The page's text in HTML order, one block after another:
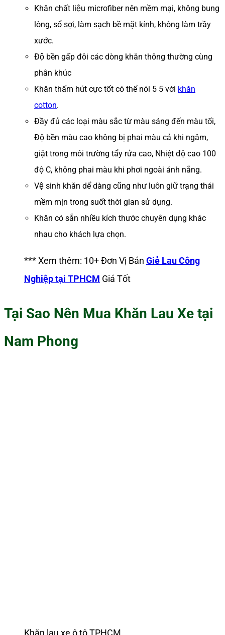
Khăn chất liệu microfiber nên mềm mại, không bung
lông, sổ sợi, làm sạch bề mặt kính, không làm trầy
xước.
Độ bền gấp đôi các dòng khăn thông thường cùng
phân khúc
Khăn thấm hút cực tốt có thể nói 5 5 với khăn
cotton.
Đầy đủ các loại màu sắc từ màu sáng đến màu tối,
Độ bền màu cao không bị phai màu cả khi ngâm,
giặt trong môi trường tẩy rửa cao, Nhiệt độ cao 100
độ C, không phai màu khi phơi ngoài ánh nắng.
Vệ sinh khăn dể dàng cũng như luôn giữ trạng thái
mềm mịn trong suốt thời gian sử dụng.
Khăn có sẵn nhiều kích thước chuyên dụng khác
nhau cho khách lựa chọn.
*** Xem thêm: 10+ Đơn Vị Bán Giẻ Lau Công
Nghiệp tại TPHCM Giá Tốt
Tại Sao Nên Mua Khăn Lau Xe tại
Nam Phong
Khăn lau xe ô tô TPHCM